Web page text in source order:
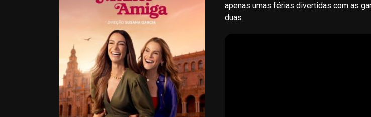
apenas umas férias divertidas com as
duas.